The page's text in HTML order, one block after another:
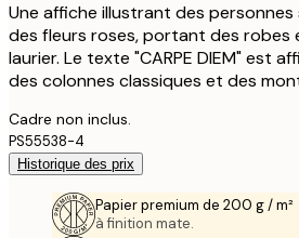
Une affiche illustrant des
des fleurs roses, portant des robes
laurier. Le texte "CARPE DIEM" est
des colonnes classiques et des
Cadre non inclus.
PS55538-4
Historique des prix
Papier premium de 200 g / m²
à finition mate.